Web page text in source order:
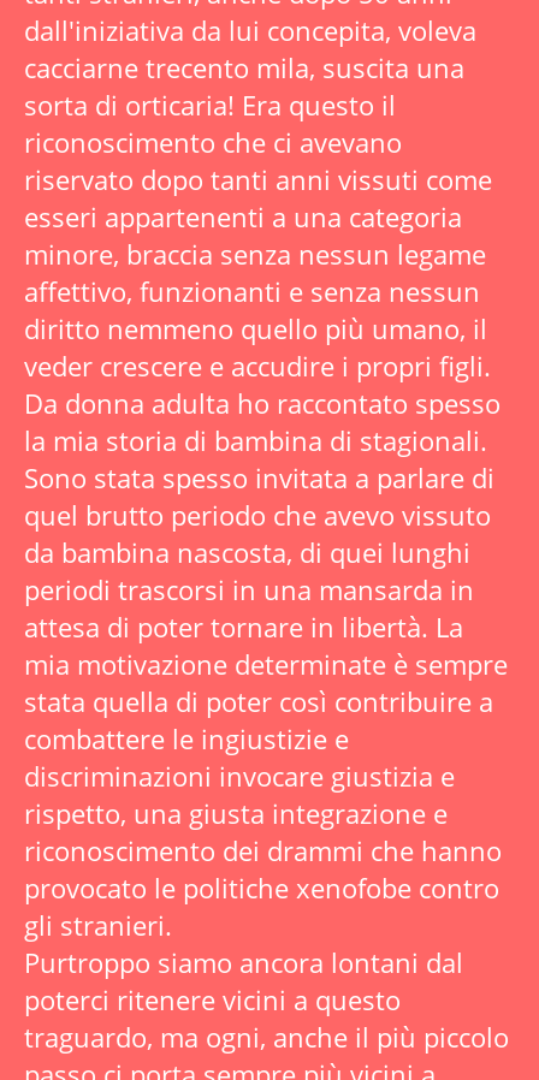
dall'iniziativa da lui concepita, voleva
cacciarne trecento mila, suscita una
sorta di orticaria! Era questo il
riconoscimento che ci avevano
riservato dopo tanti anni vissuti come
esseri appartenenti a una categoria
minore, braccia senza nessun legame
affettivo, funzionanti e senza nessun
diritto nemmeno quello più umano, il
veder crescere e accudire i propri figli.
Da donna adulta ho raccontato spesso
la mia storia di bambina di stagionali.
Sono stata spesso invitata a parlare di
quel brutto periodo che avevo vissuto
da bambina nascosta, di quei lunghi
periodi trascorsi in una mansarda in
attesa di poter tornare in libertà. La
mia motivazione determinate è sempre
stata quella di poter così contribuire a
combattere le ingiustizie e
discriminazioni invocare giustizia e
rispetto, una giusta integrazione e
riconoscimento dei drammi che hanno
provocato le politiche xenofobe contro
gli stranieri.
Purtroppo siamo ancora lontani dal
poterci ritenere vicini a questo
traguardo, ma ogni, anche il più piccolo